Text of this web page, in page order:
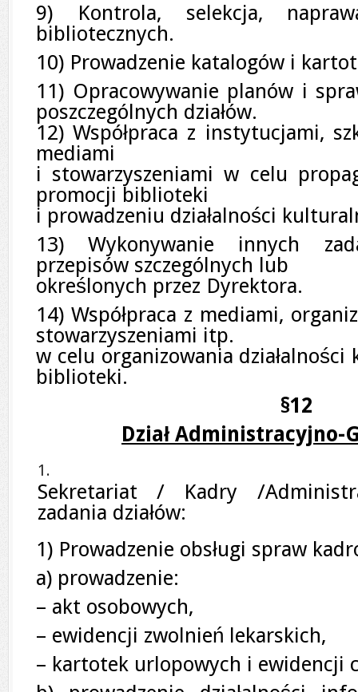
9) Kontrola, selekcja,
bibliotecznych.
10) Prowadzenie katalogów i
11) Opracowywanie planów i
poszczególnych działów.
12) Współpraca z instytucjami,
mediami
i stowarzyszeniami w celu
promocji biblioteki
i prowadzeniu działalności
13) Wykonywanie innych
przepisów szczególnych lub
określonych przez Dyrektora.
14) Współpraca z mediami,
stowarzyszeniami itp.
w celu organizowania
biblioteki.
§12
Dział Administracyjno-
Sekretariat / Kadry /
zadania działów:
1) Prowadzenie obsługi spraw
a) prowadzenie:
– akt osobowych,
– ewidencji zwolnień lekarskich,
– kartotek urlopowych i ewidencji